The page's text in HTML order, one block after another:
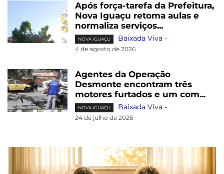
Após força-tarefa da Prefeitura,
Nova Iguaçu retoma aulas e
normaliza serviços...
NOVA IGUAÇU Baixada Viva -
4 de agosto de 2026
Agentes da Operação
Desmonte encontram três
motores furtados e um com...
NOVA IGUAÇU Baixada Viva -
24 de julho de 2026